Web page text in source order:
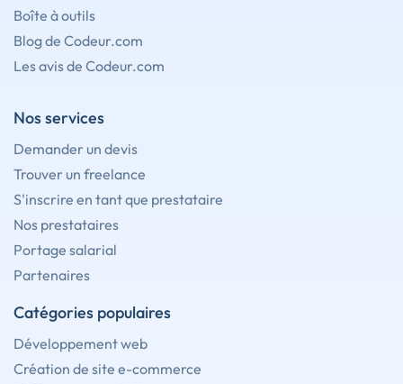
Boîte à outils
Blog de Codeur.com
Les avis de Codeur.com
Nos services
Demander un devis
Trouver un freelance
S'inscrire en tant que prestataire
Nos prestataires
Portage salarial
Partenaires
Catégories populaires
Développement web
Création de site e-commerce